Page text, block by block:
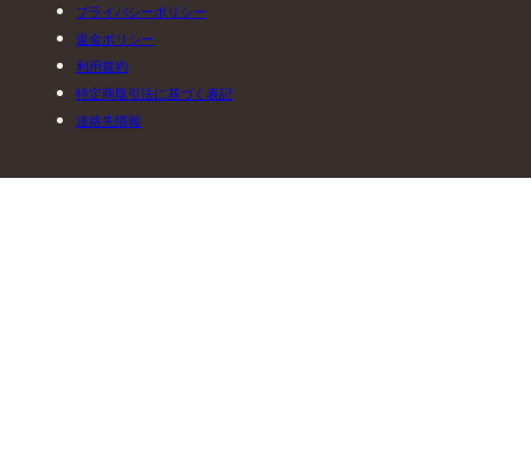
プライバシーポリシー
返金ポリシー
利用規約
特定商取引法に基づく表記
連絡先情報